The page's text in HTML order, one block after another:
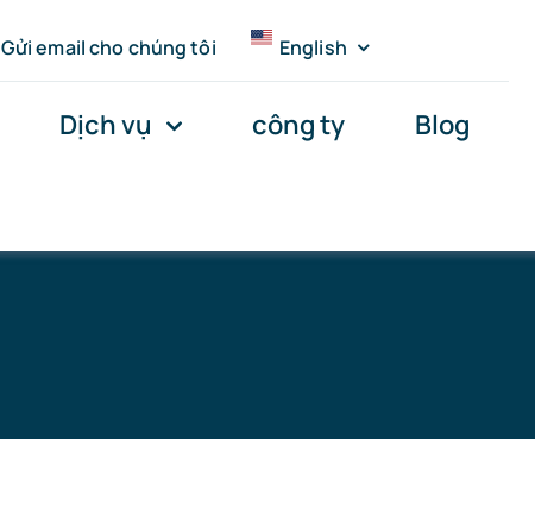
Gửi email cho chúng tôi English
Dịch vụ công ty Blog